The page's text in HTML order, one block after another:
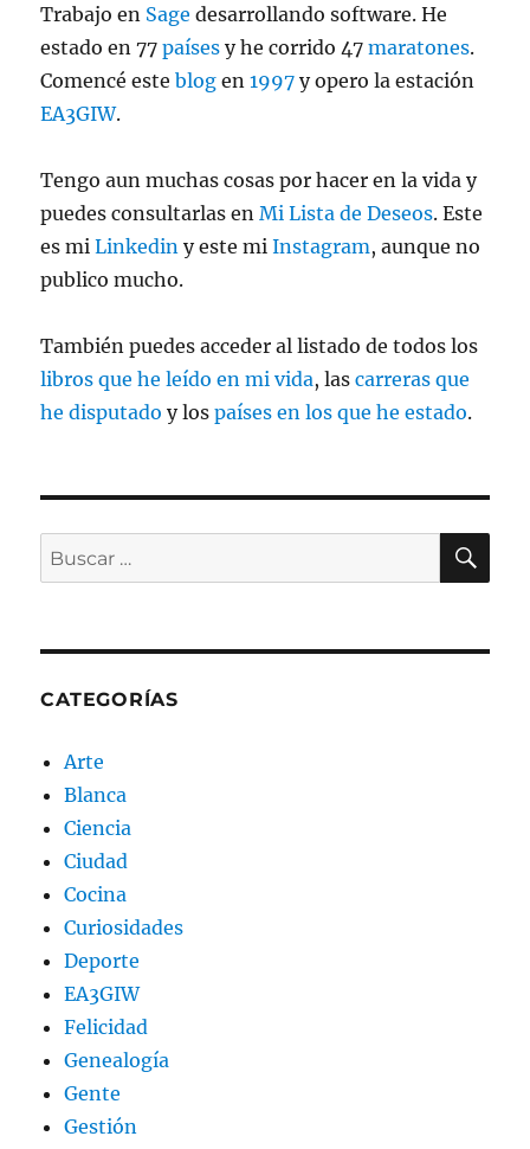
Trabajo en Sage desarrollando software. He
estado en 77países y he corrido 47maratones.
Comencé esteblog en1997 y opero la estación
EA3GIW.
Tengo aun muchas cosas por hacer en la vida y
puedes consultarlas enMi Lista de Deseos. Este
es miLinkedin y este miInstagram, aunque no
publico mucho.
También puedes acceder al listado de todos los
libros que he leído en mi vida, lascarreras que
he disputado y lospaíses en los que he estado.
Buscar
por:
CATEGORÍAS
Arte
Blanca
Ciencia
Ciudad
Cocina
Curiosidades
Deporte
EA3GIW
Felicidad
Genealogía
Gente
Gestión